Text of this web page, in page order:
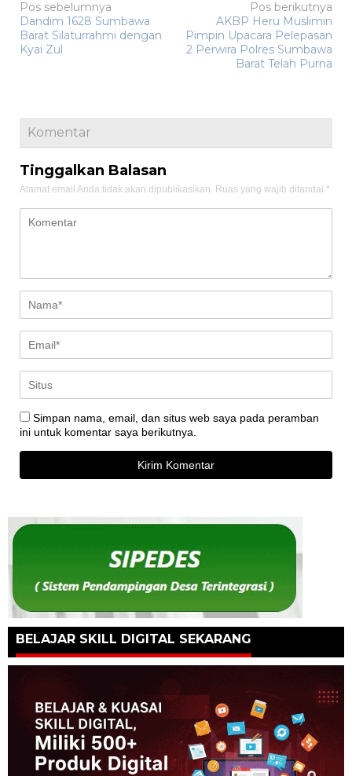
Navigasi
pos
Pos sebelumnya
Dandim 1628 Sumbawa
Barat Silaturrahmi dengan
Kyai Zul
Pos berikutnya
AKBP Heru Muslimin
Pimpin Upacara Pelepasan
2 Perwira Polres Sumbawa
Barat Telah Purna
Komentar
Tinggalkan Balasan
Alamat email Anda tidak akan dipublikasikan. Ruas yang wajib ditandai *
Simpan nama, email, dan situs web saya pada peramban
ini untuk komentar saya berikutnya.
BELAJAR SKILL DIGITAL SEKARANG